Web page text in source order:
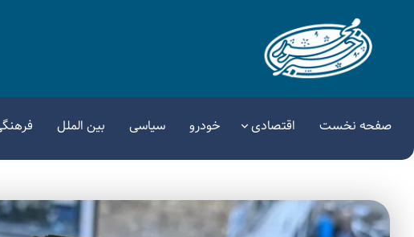
صفحه نخست اقتصادی خودرو سیاسی بین الملل